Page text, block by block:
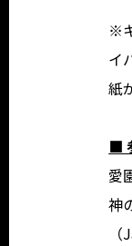
※
イ
紙
■
愛
神